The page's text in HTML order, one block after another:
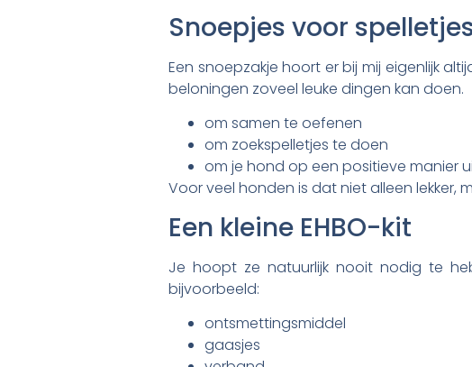
Snoepjes voor
Een snoepzakje hoort er bij mij eigenlijk
beloningen zoveel leuke dingen kan doen.
om samen te oefenen
om zoekspelletjes te doen
om je hond op een positieve manier
Voor veel honden is dat niet alleen lekker,
Een kleine EHBO-kit
Je hoopt ze natuurlijk nooit nodig te
bijvoorbeeld:
ontsmettingsmiddel
gaasjes